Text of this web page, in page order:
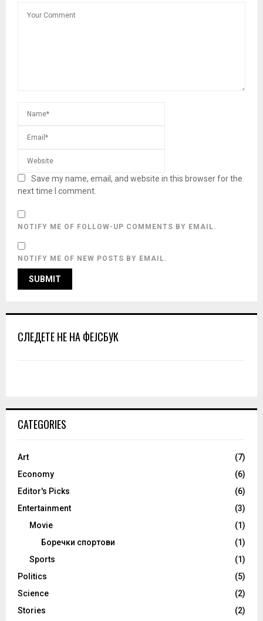
Save my name, email, and website in this browser for the
next time I comment.
NOTIFY ME OF FOLLOW-UP COMMENTS BY EMAIL.
NOTIFY ME OF NEW POSTS BY EMAIL.
СЛЕДЕТЕ НЕ НА ФЕЈСБУК
CATEGORIES
Art
(7)
Economy
(6)
Editor's Picks
(6)
Entertainment
(3)
Movie
(1)
Боречки спортови
(1)
Sports
(1)
Politics
(5)
Science
(2)
Stories
(2)